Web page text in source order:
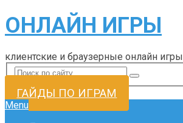
ОНЛАЙН ИГРЫ
клиентские и браузерные онлайн игры
ГАЙДЫ ПО ИГРАМ
Menu